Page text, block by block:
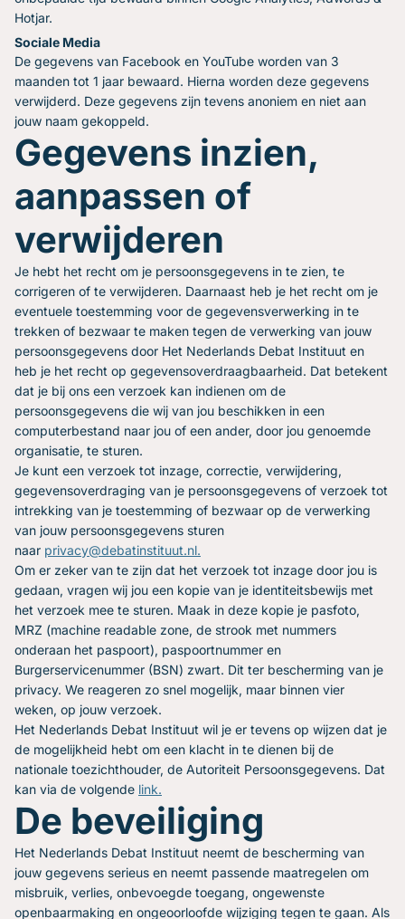
Hotjar.
Sociale Media
De gegevens van Facebook en YouTube worden van 3
maanden tot 1 jaar bewaard. Hierna worden deze gegevens
verwijderd. Deze gegevens zijn tevens anoniem en niet aan
jouw naam gekoppeld.
Gegevens inzien,
aanpassen of
verwijderen
Je hebt het recht om je persoonsgegevens in te zien, te
corrigeren of te verwijderen. Daarnaast heb je het recht om je
eventuele toestemming voor de gegevensverwerking in te
trekken of bezwaar te maken tegen de verwerking van jouw
persoonsgegevens door Het Nederlands Debat Instituut en
heb je het recht op gegevensoverdraagbaarheid. Dat betekent
dat je bij ons een verzoek kan indienen om de
persoonsgegevens die wij van jou beschikken in een
computerbestand naar jou of een ander, door jou genoemde
organisatie, te sturen.
Je kunt een verzoek tot inzage, correctie, verwijdering,
gegevensoverdraging van je persoonsgegevens of verzoek tot
intrekking van je toestemming of bezwaar op de verwerking
van jouw persoonsgegevens sturen
naar privacy@debatinstituut.nl.
Om er zeker van te zijn dat het verzoek tot inzage door jou is
gedaan, vragen wij jou een kopie van je identiteitsbewijs met
het verzoek mee te sturen. Maak in deze kopie je pasfoto,
MRZ (machine readable zone, de strook met nummers
onderaan het paspoort), paspoortnummer en
Burgerservicenummer (BSN) zwart. Dit ter bescherming van je
privacy. We reageren zo snel mogelijk, maar binnen vier
weken, op jouw verzoek.
Het Nederlands Debat Instituut wil je er tevens op wijzen dat je
de mogelijkheid hebt om een klacht in te dienen bij de
nationale toezichthouder, de Autoriteit Persoonsgegevens. Dat
kan via de volgende link.
De beveiliging
Het Nederlands Debat Instituut neemt de bescherming van
jouw gegevens serieus en neemt passende maatregelen om
misbruik, verlies, onbevoegde toegang, ongewenste
openbaarmaking en ongeoorloofde wijziging tegen te gaan. Als